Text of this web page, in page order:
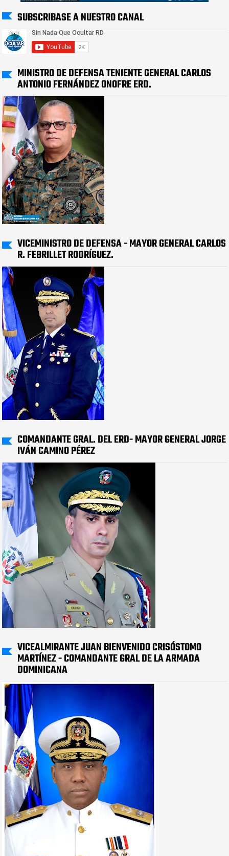
SUBSCRIBASE A NUESTRO CANAL
MINISTRO DE DEFENSA TENIENTE GENERAL CARLOS
ANTONIO FERNÁNDEZ ONOFRE ERD.
VICEMINISTRO DE DEFENSA - MAYOR GENERAL CARLOS
R. FEBRILLET RODRÍGUEZ.
COMANDANTE GRAL. DEL ERD- MAYOR GENERAL JORGE
IVÁN CAMINO PÉREZ
VICEALMIRANTE JUAN BIENVENIDO CRISÓSTOMO
MARTÍNEZ - COMANDANTE GRAL DE LA ARMADA
DOMINICANA